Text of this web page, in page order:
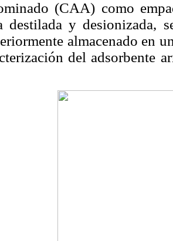
(CAA) como
destilada y
almacenado en
del adsorbente